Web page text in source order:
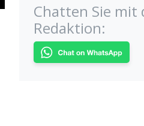
Chatten Sie mit
Redaktion: